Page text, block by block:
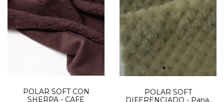
POLAR SOFT CON
SHERPA - CAFE
POLAR SOFT
DIFERENCIADO - Panal